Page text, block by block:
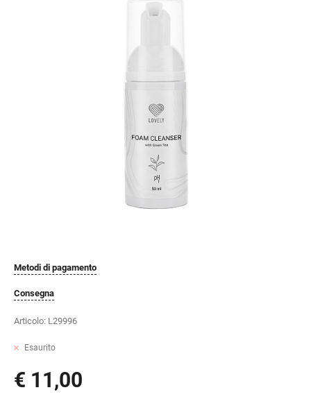
Metodi di pagamento
Consegna
Articolo: L29996
Esaurito
€ 11,00